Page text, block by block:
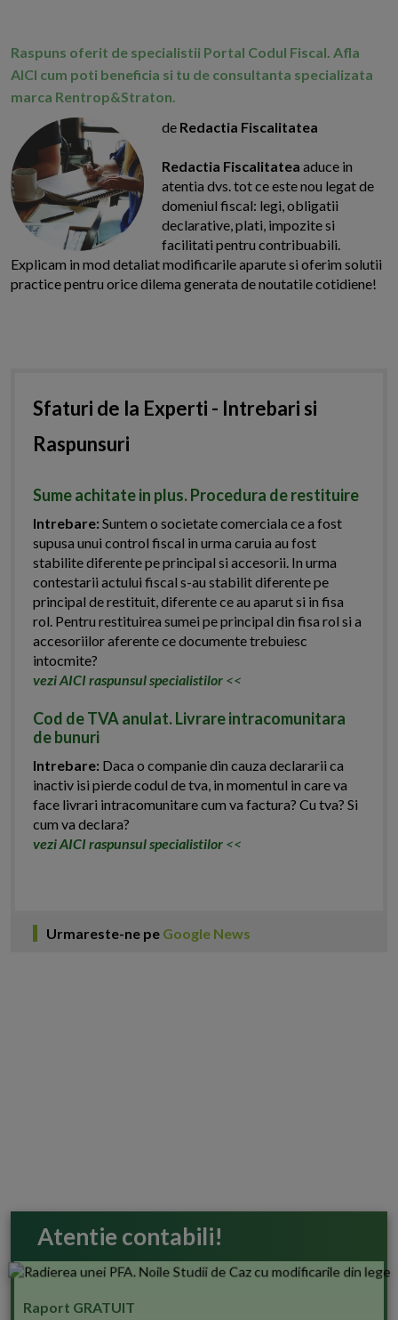
Raspuns oferit de specialistii Portal Codul Fiscal. Afla
AICI cum poti beneficia si tu de consultanta specializata
marca Rentrop&Straton.
de Redactia Fiscalitatea
Redactia Fiscalitatea aduce in
atentia dvs. tot ce este nou legat de
domeniul fiscal: legi, obligatii
declarative, plati, impozite si
facilitati pentru contribuabili.
Explicam in mod detaliat modificarile aparute si oferim solutii
practice pentru orice dilema generata de noutatile cotidiene!
Sfaturi de la Experti - Intrebari si
Raspunsuri
Sume achitate in plus. Procedura de restituire
Intrebare:Suntem o societate comerciala ce a fost
supusa unui control fiscal in urma caruia au fost
stabilite diferente pe principal si accesorii. In urma
contestarii actului fiscal s-au stabilit diferente pe
principal de restituit, diferente ce au aparut si in fisa
rol. Pentru restituirea sumei pe principal din fisa rol si a
accesoriilor aferente ce documente trebuiesc
intocmite?
vezi AICI raspunsul specialistilor <<
Cod de TVA anulat. Livrare intracomunitara
de bunuri
Intrebare: Daca o companie din cauza declararii ca
inactiv isi pierde codul de tva, in momentul in care va
face livrari intracomunitare cum va factura? Cu tva? Si
cum va declara?
vezi AICI raspunsul specialistilor <<
Urmareste-ne pe Google News
Atentie contabili!
Raport GRATUIT